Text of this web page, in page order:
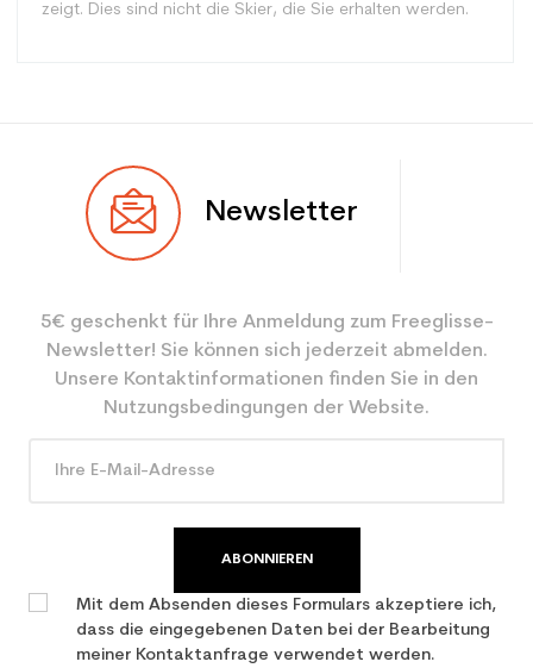
zeigt. Dies sind nicht die Skier, die Sie erhalten werden.
Benutzer Gemischt
Farbe Grau
Type de produit
Gebrauchter Langlauf
skating Standard SNS
Newsletter
5€ geschenkt für Ihre Anmeldung zum Freeglisse-
Newsletter! Sie können sich jederzeit abmelden.
Unsere Kontaktinformationen finden Sie in den
Nutzungsbedingungen der Website.
ABONNIEREN
Mit dem Absenden dieses Formulars akzeptiere ich,
dass die eingegebenen Daten bei der Bearbeitung
meiner Kontaktanfrage verwendet werden.